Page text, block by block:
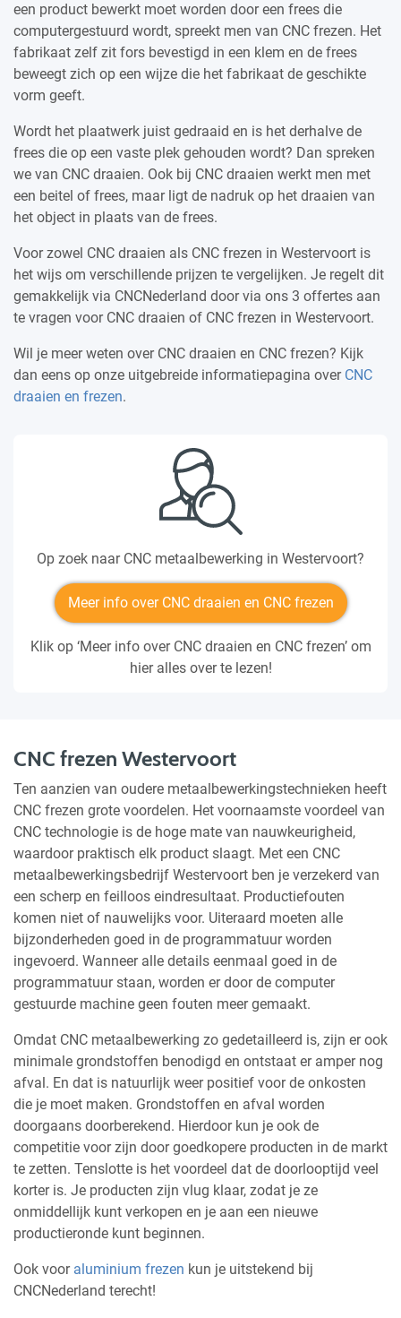
een product bewerkt moet worden door een frees die
computergestuurd wordt, spreekt men van CNC frezen. Het
fabrikaat zelf zit fors bevestigd in een klem en de frees
beweegt zich op een wijze die het fabrikaat de geschikte
vorm geeft.
Wordt het plaatwerk juist gedraaid en is het derhalve de
frees die op een vaste plek gehouden wordt? Dan spreken
we van CNC draaien. Ook bij CNC draaien werkt men met
een beitel of frees, maar ligt de nadruk op het draaien van
het object in plaats van de frees.
Voor zowel CNC draaien als CNC frezen in Westervoort is
het wijs om verschillende prijzen te vergelijken. Je regelt dit
gemakkelijk via CNCNederland door via ons 3 offertes aan
te vragen voor CNC draaien of CNC frezen in Westervoort.
Wil je meer weten over CNC draaien en CNC frezen? Kijk
dan eens op onze uitgebreide informatiepagina over CNC
draaien en frezen.
Op zoek naar CNC metaalbewerking in Westervoort?
Meer info over CNC draaien en CNC frezen
Klik op ‘Meer info over CNC draaien en CNC frezen’ om
hier alles over te lezen!
CNC frezen Westervoort
Ten aanzien van oudere metaalbewerkingstechnieken heeft
CNC frezen grote voordelen. Het voornaamste voordeel van
CNC technologie is de hoge mate van nauwkeurigheid,
waardoor praktisch elk product slaagt. Met een CNC
metaalbewerkingsbedrijf Westervoort ben je verzekerd van
een scherp en feilloos eindresultaat. Productiefouten
komen niet of nauwelijks voor. Uiteraard moeten alle
bijzonderheden goed in de programmatuur worden
ingevoerd. Wanneer alle details eenmaal goed in de
programmatuur staan, worden er door de computer
gestuurde machine geen fouten meer gemaakt.
Omdat CNC metaalbewerking zo gedetailleerd is, zijn er ook
minimale grondstoffen benodigd en ontstaat er amper nog
afval. En dat is natuurlijk weer positief voor de onkosten
die je moet maken. Grondstoffen en afval worden
doorgaans doorberekend. Hierdoor kun je ook de
competitie voor zijn door goedkopere producten in de markt
te zetten. Tenslotte is het voordeel dat de doorlooptijd veel
korter is. Je producten zijn vlug klaar, zodat je ze
onmiddellijk kunt verkopen en je aan een nieuwe
productieronde kunt beginnen.
Ook voor aluminium frezen kun je uitstekend bij
CNCNederland terecht!